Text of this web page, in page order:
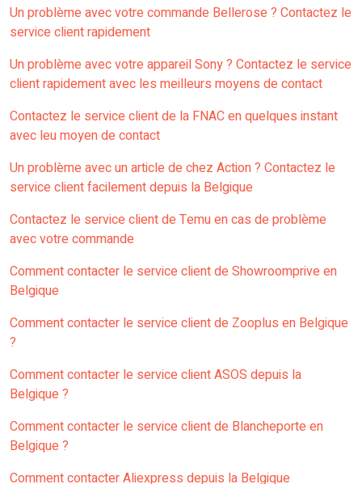
Un problème avec votre commande Bellerose ? Contactez le
service client rapidement
Un problème avec votre appareil Sony ? Contactez le service
client rapidement avec les meilleurs moyens de contact
Contactez le service client de la FNAC en quelques instant
avec leu moyen de contact
Un problème avec un article de chez Action ? Contactez le
service client facilement depuis la Belgique
Contactez le service client de Temu en cas de problème
avec votre commande
Comment contacter le service client de Showroomprive en
Belgique
Comment contacter le service client de Zooplus en Belgique
?
Comment contacter le service client ASOS depuis la
Belgique ?
Comment contacter le service client de Blancheporte en
Belgique ?
Comment contacter Aliexpress depuis la Belgique